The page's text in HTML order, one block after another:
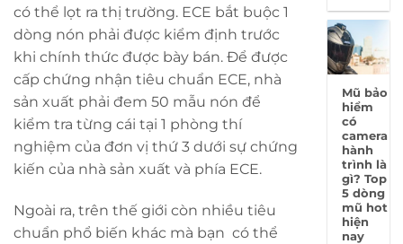
có thể lọt ra thị trường. ECE bắt buộc 1
dòng nón phải được kiểm định trước
khi chính thức được bày bán. Để được
cấp chứng nhận tiêu chuẩn ECE, nhà
sản xuất phải đem 50 mẫu nón để
kiểm tra từng cái tại 1 phòng thí
nghiệm của đơn vị thứ 3 dưới sự chứng
kiến của nhà sản xuất và phía ECE.
Ngoài ra, trên thế giới còn nhiều tiêu
chuẩn phổ biến khác mà bạn có thể
Mũ bảo
hiểm
có
camera
hành
trình là
gì? Top
5 dòng
mũ hot
hiện
nay